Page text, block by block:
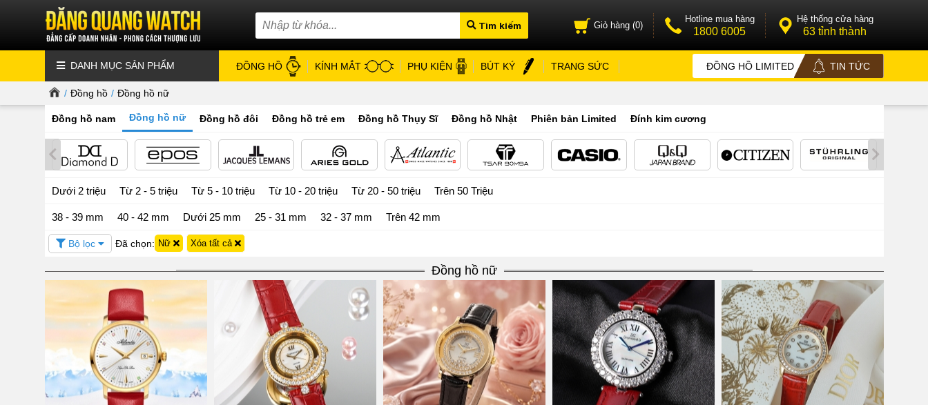
Tìm kiếm Giỏ hàng (0)
Hotline mua hàng
1800 6005
Hệ thống cửa hàng
63 tỉnh thành
DANH MỤC SẢN PHẨM ĐỒNG HỒ KÍNH MẮT PHỤ KIỆN BÚT KÝ TRANG SỨC ĐỒNG HỒ LIMITED TIN TỨC
/ Đồng hồ / Đồng hồ nữ
Đồng hồ nam Đồng hồ nữ Đồng hồ đôi Đồng hồ trẻ em Đồng hồ Thụy Sĩ Đồng hồ Nhật Phiên bản Limited Đính kim cương
Dưới 2 triệu Từ 2 - 5 triệu Từ 5 - 10 triệu Từ 10 - 20 triệu Từ 20 - 50 triệu Trên 50 Triệu
38 - 39 mm 40 - 42 mm Dưới 25 mm 25 - 31 mm 32 - 37 mm Trên 42 mm
Bộ lọc Đã chọn: Nữ Xóa tất cả
Đồng hồ nữ